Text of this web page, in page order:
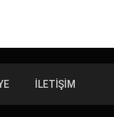
İLETIŞIM